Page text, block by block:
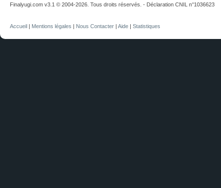
Finalyugi.com v3.1 © 2004-2026. Tous droits réservés. - Déclaration CNIL n°1036623
Accueil | Mentions légales | Nous Contacter | Aide | Statistiques